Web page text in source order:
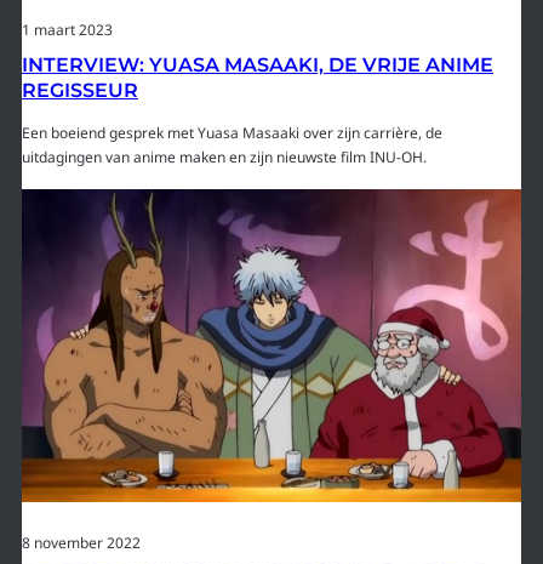
1 maart 2023
INTERVIEW: YUASA MASAAKI, DE VRIJE ANIME
REGISSEUR
Een boeiend gesprek met Yuasa Masaaki over zijn carrière, de
uitdagingen van anime maken en zijn nieuwste film INU-OH.
8 november 2022